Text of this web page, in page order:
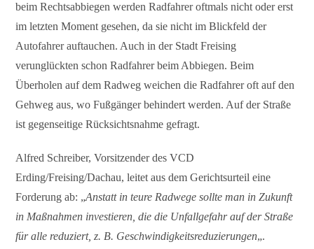
beim Rechtsabbiegen werden Radfahrer oftmals nicht oder erst
im letzten Moment gesehen, da sie nicht im Blickfeld der
Autofahrer auftauchen. Auch in der Stadt Freising
verunglückten schon Radfahrer beim Abbiegen. Beim
Überholen auf dem Radweg weichen die Radfahrer oft auf den
Gehweg aus, wo Fußgänger behindert werden. Auf der Straße
ist gegenseitige Rücksichtsnahme gefragt.
Alfred Schreiber, Vorsitzender des VCD
Erding/Freising/Dachau, leitet aus dem Gerichtsurteil eine
Forderung ab: „Anstatt in teure Radwege sollte man in Zukunft
in Maßnahmen investieren, die die Unfallgefahr auf der Straße
für alle reduziert, z. B. Geschwindigkeitsreduzierungen„.